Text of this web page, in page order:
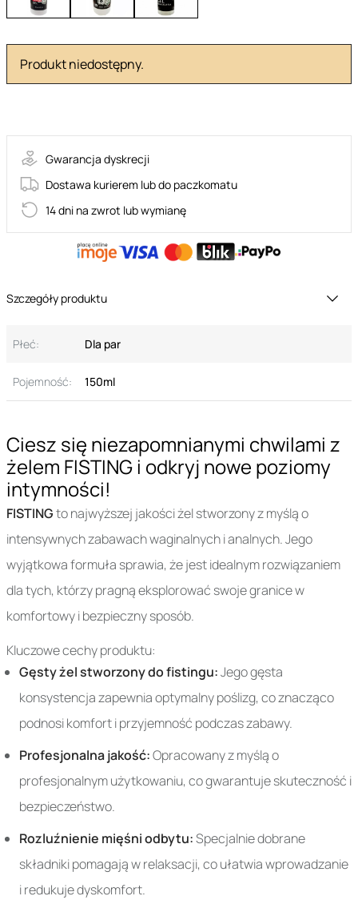
Ciesz się niezapomnianymi chwilami z
żelem FISTING i odkryj nowe poziomy
intymności!
FISTINGto najwyższej jakości żel stworzony z myślą o
intensywnych zabawach waginalnych i analnych. Jego
wyjątkowa formuła sprawia, że jest idealnym rozwiązaniem
dla tych, którzy pragną eksplorować swoje granice w
komfortowy i bezpieczny sposób.
Kluczowe cechy produktu:
Gęsty żel stworzony do fistingu:Jego gęsta
konsystencja zapewnia optymalny poślizg, co znacząco
podnosi komfort i przyjemność podczas zabawy.
Profesjonalna jakość:Opracowany z myślą o
profesjonalnym użytkowaniu, co gwarantuje skuteczność i
bezpieczeństwo.
Rozluźnienie mięśni odbytu:Specjalnie dobrane
składniki pomagają w relaksacji, co ułatwia wprowadzanie
i redukuje dyskomfort.
Produkt niedostępny.
Gwarancja dyskrecji
Dostawa kurierem lub do paczkomatu
14 dni na zwrot lub wymianę
Szczegóły produktu
Płeć: Dla par
Pojemność: 150ml